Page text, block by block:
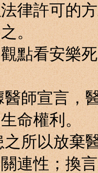
律許可的
。
看安樂死
宣言，醫
命權利。
以放棄醫
連性；換